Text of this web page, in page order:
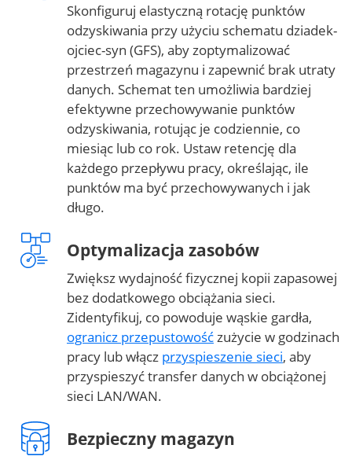
Skonfiguruj elastyczną rotację punktów
odzyskiwania przy użyciu schematu dziadek-
ojciec-syn (GFS), aby zoptymalizować
przestrzeń magazynu i zapewnić brak utraty
danych. Schemat ten umożliwia bardziej
efektywne przechowywanie punktów
odzyskiwania, rotując je codziennie, co
miesiąc lub co rok. Ustaw retencję dla
każdego przepływu pracy, określając, ile
punktów ma być przechowywanych i jak
długo.
Optymalizacja zasobów
Zwiększ wydajność fizycznej kopii zapasowej
bez dodatkowego obciążania sieci.
Zidentyfikuj, co powoduje wąskie gardła,
ogranicz przepustowośćzużycie w godzinach
pracy lub włącz przyspieszenie sieci, aby
przyspieszyć transfer danych w obciążonej
sieci LAN/WAN.
Bezpieczny magazyn